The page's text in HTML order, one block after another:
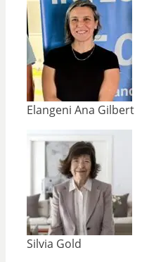
Elangeni Ana Gilbert
Silvia Gold